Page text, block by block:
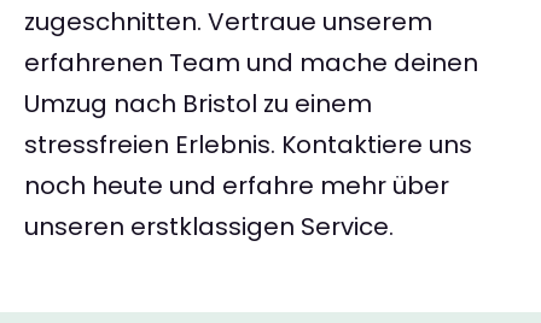
zugeschnitten. Vertraue unserem
erfahrenen Team und mache deinen
Umzug nach Bristol zu einem
stressfreien Erlebnis. Kontaktiere uns
noch heute und erfahre mehr über
unseren erstklassigen Service.